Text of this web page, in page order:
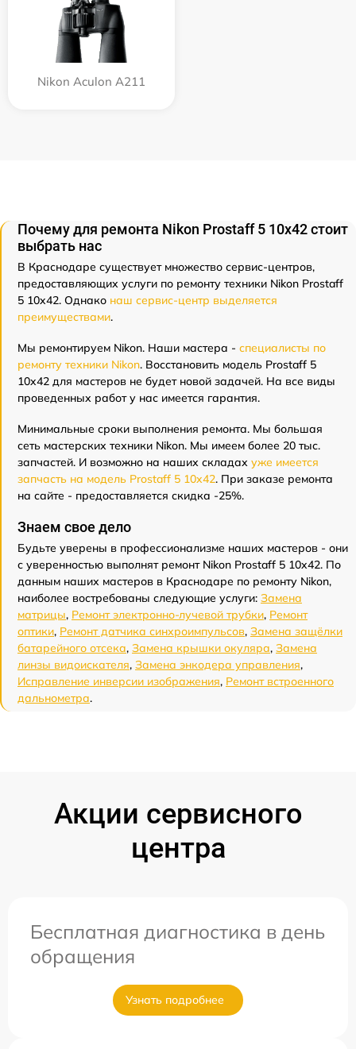
Nikon Aculon A211
Почему для ремонта Nikon Prostaff 5 10x42 стоит
выбрать нас
В Краснодаре существует множество сервис-центров,
предоставляющих услуги по ремонту техники Nikon Prostaff
5 10x42. Однако наш сервис-центр выделяется
преимуществами.
Мы ремонтируем Nikon. Наши мастера - специалисты по
ремонту техники Nikon. Восстановить модель Prostaff 5
10x42 для мастеров не будет новой задачей. На все виды
проведенных работ у нас имеется гарантия.
Минимальные сроки выполнения ремонта. Мы большая
сеть мастерских техники Nikon. Мы имеем более 20 тыс.
запчастей. И возможно на наших складах уже имеется
запчасть на модель Prostaff 5 10x42. При заказе ремонта
на сайте - предоставляется скидка -25%.
Знаем свое дело
Будьте уверены в профессионализме наших мастеров - они
с уверенностью выполнят ремонт Nikon Prostaff 5 10x42. По
данным наших мастеров в Краснодаре по ремонту Nikon,
наиболее востребованы следующие услуги: Замена
матрицы, Ремонт электронно-лучевой трубки, Ремонт
оптики, Ремонт датчика синхроимпульсов, Замена защёлки
батарейного отсека, Замена крышки окуляра, Замена
линзы видоискателя, Замена энкодера управления,
Исправление инверсии изображения, Ремонт встроенного
дальнометра.
Акции сервисного
центра
Бесплатная диагностика в день
обращения
Узнать подробнее